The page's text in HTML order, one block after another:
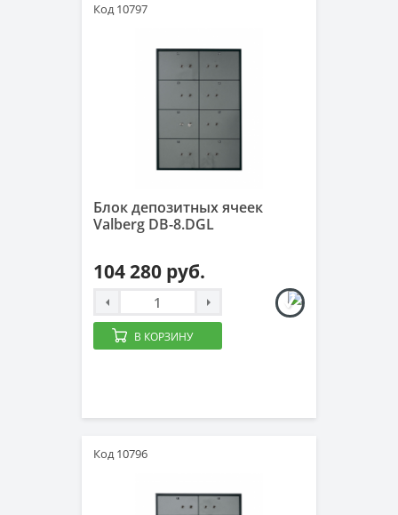
Код 10797
Блок депозитных ячеек
Valberg DB-8.DGL
104 280 руб.
В КОРЗИНУ
Код 10796